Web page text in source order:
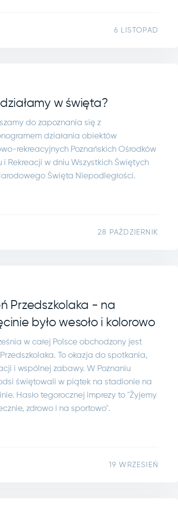
6 LISTOPAD
w święta?
do zapoznania się z
działania obiektów
rekreacyjnych Poznańskich Ośrodków
i Rekreacji w dniu Wszystkich Świętych
Święta Niepodległości.
28 PAŹDZIERNIK
Przedszkolaka - na
było wesoło i kolorowo
w całej Polsce obchodzony jest
To okazja do spotkania,
i wspólnej zabawy. W Poznaniu
świętowali w piątek na stadionie na
Hasło tegorocznej imprezy to "Żyjemy
zdrowo i na sportowo".
19 WRZESIEŃ